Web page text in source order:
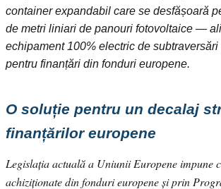
container expandabil care se desfășoară
de metri liniari de panouri fotovoltaice —
echipament 100% electric de
pentru finanțări din fonduri europene.
O soluție pentru un decalaj
finanțărilor europene
Legislația actuală a Uniunii Europene impune
achiziționate din fonduri europene și prin